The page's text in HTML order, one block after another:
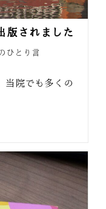
版されました
ひとり言
当院でも多くの